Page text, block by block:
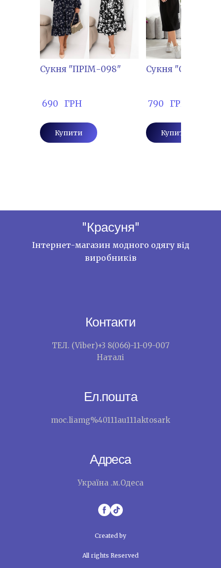
Сукня "ПРІМ-098"
690   ГРН
Купити
Сукня "САД-
790   ГРН
Купити
"Красуня"
Інтернет-магазин модного одягу від
виробників
Контакти
ТЕЛ. (Viber)+3 8(066)-11-09-007
Наталі
Ел.пошта
moc.liamg%40111au111aktosark
Адреса
Україна .м.Одеса
Created by
All rights Reserved